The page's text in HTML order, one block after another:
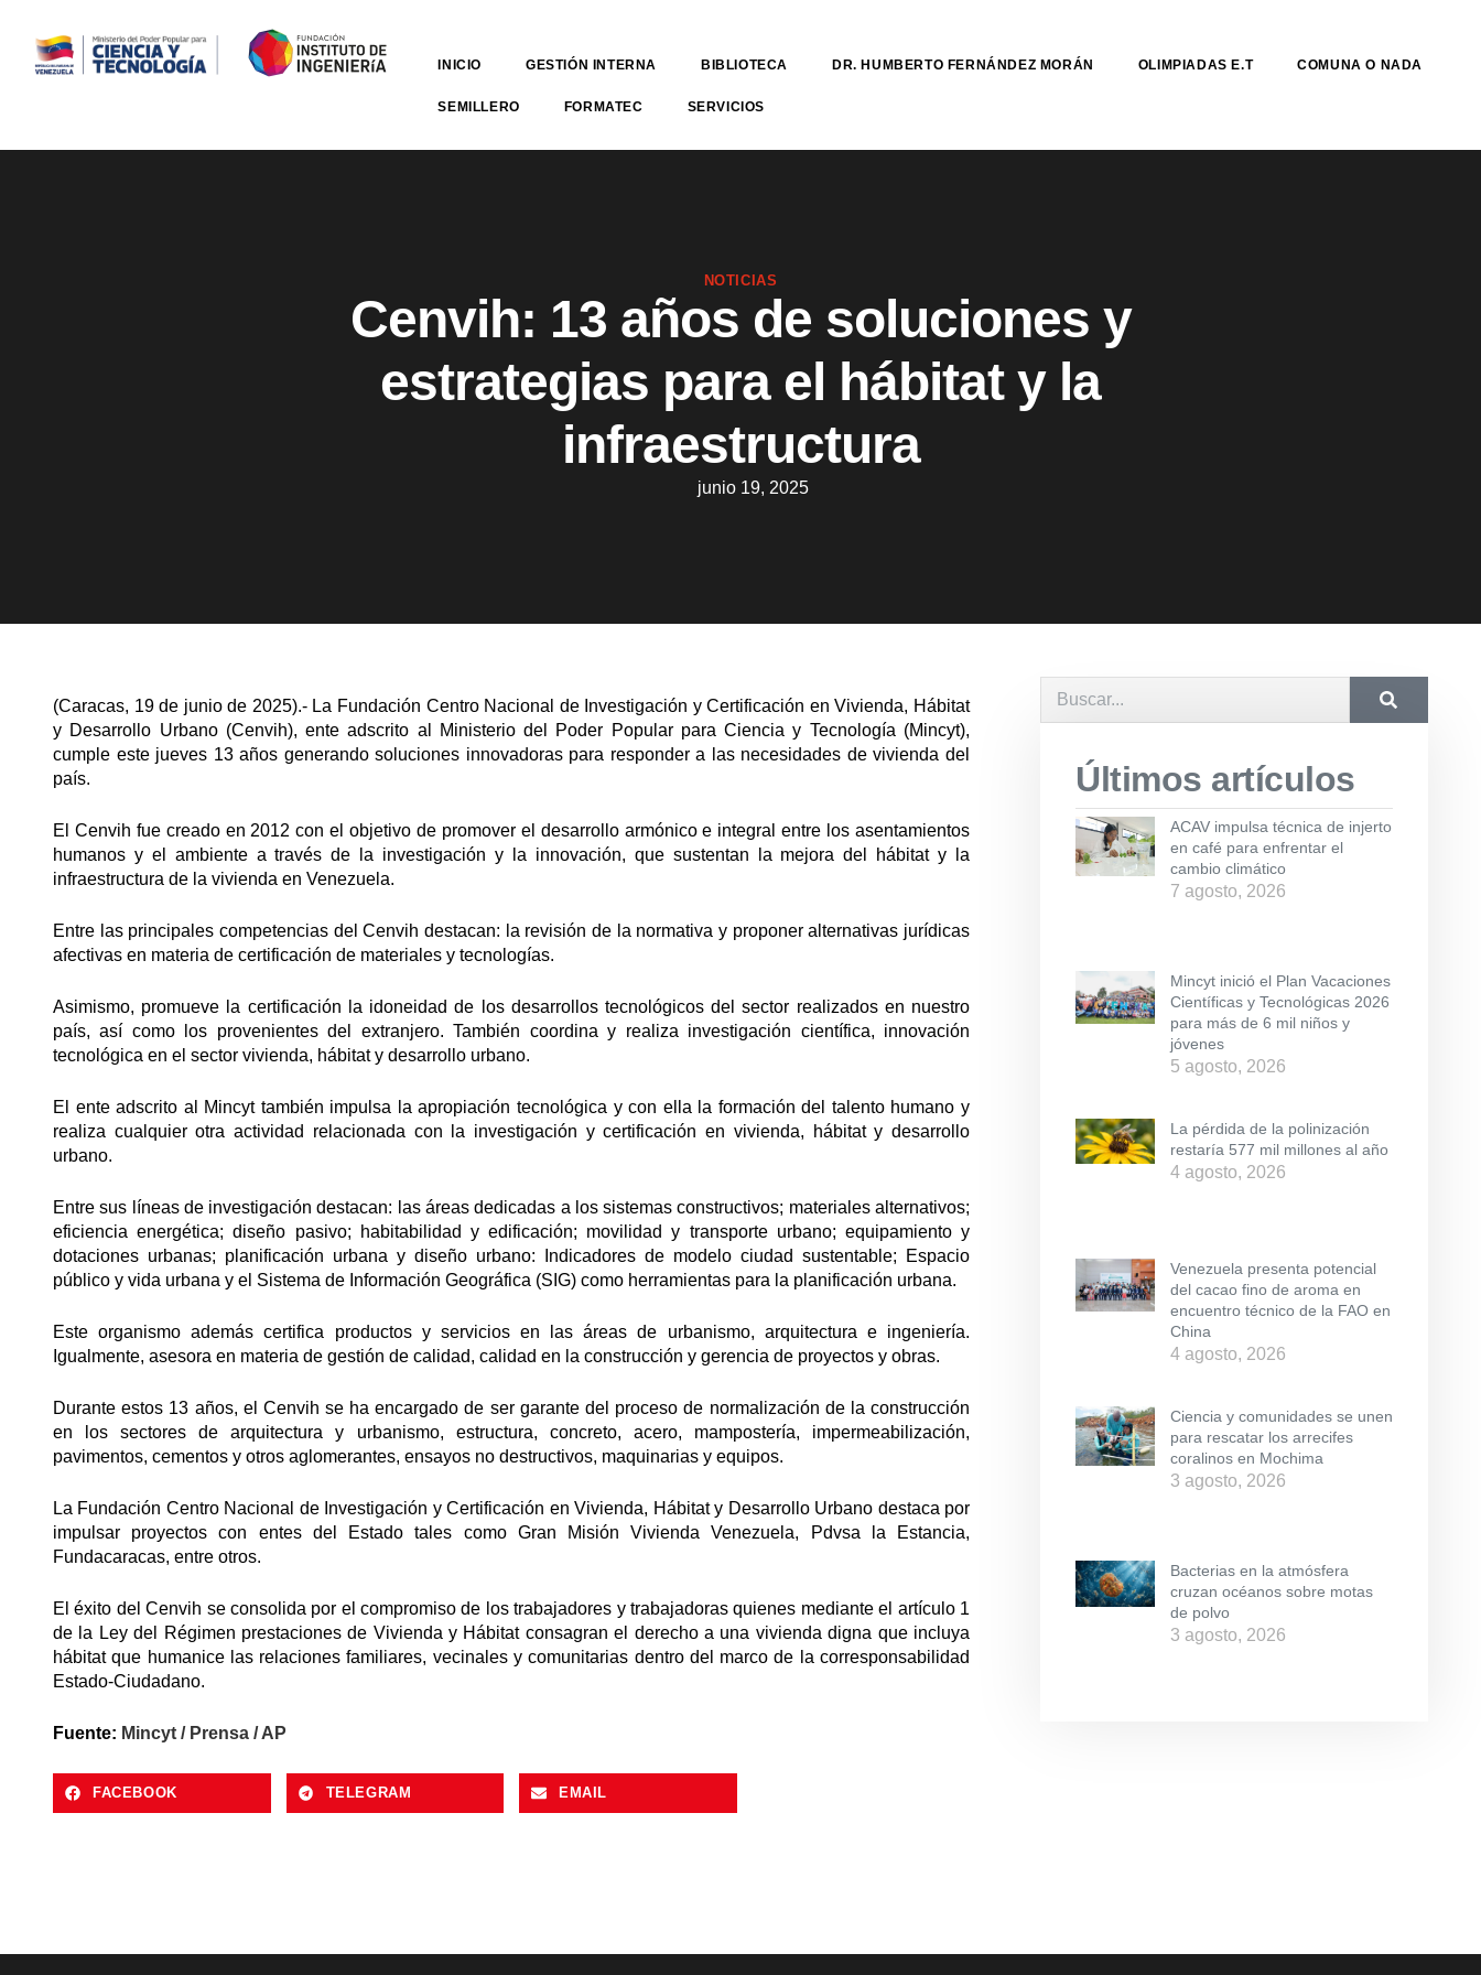
INICIO GESTIÓN INTERNA BIBLIOTECA DR. HUMBERTO FERNÁNDEZ MORÁN OLIMPIADAS E.T COMUNA O NADA
SEMILLERO FORMATEC SERVICIOS
NOTICIAS
Cenvih: 13 años de soluciones y
estrategias para el hábitat y la
infraestructura
junio 19, 2025
(Caracas, 19 de junio de 2025).- La Fundación Centro Nacional de Investigación y Certificación en Vivienda, Hábitat
y Desarrollo Urbano (Cenvih), ente adscrito al Ministerio del Poder Popular para Ciencia y Tecnología (Mincyt),
cumple este jueves 13 años generando soluciones innovadoras para responder a las necesidades de vivienda del
país.
El Cenvih fue creado en 2012 con el objetivo de promover el desarrollo armónico e integral entre los asentamientos
humanos y el ambiente a través de la investigación y la innovación, que sustentan la mejora del hábitat y la
infraestructura de la vivienda en Venezuela.
Entre las principales competencias del Cenvih destacan: la revisión de la normativa y proponer alternativas jurídicas
afectivas en materia de certificación de materiales y tecnologías.
Asimismo, promueve la certificación la idoneidad de los desarrollos tecnológicos del sector realizados en nuestro
país, así como los provenientes del extranjero. También coordina y realiza investigación científica, innovación
tecnológica en el sector vivienda, hábitat y desarrollo urbano.
El ente adscrito al Mincyt también impulsa la apropiación tecnológica y con ella la formación del talento humano y
realiza cualquier otra actividad relacionada con la investigación y certificación en vivienda, hábitat y desarrollo
urbano.
Entre sus líneas de investigación destacan: las áreas dedicadas a los sistemas constructivos; materiales alternativos;
eficiencia energética; diseño pasivo; habitabilidad y edificación; movilidad y transporte urbano; equipamiento y
dotaciones urbanas; planificación urbana y diseño urbano: Indicadores de modelo ciudad sustentable; Espacio
público y vida urbana y el Sistema de Información Geográfica (SIG) como herramientas para la planificación urbana.
Este organismo además certifica productos y servicios en las áreas de urbanismo, arquitectura e ingeniería.
Igualmente, asesora en materia de gestión de calidad, calidad en la construcción y gerencia de proyectos y obras.
Durante estos 13 años, el Cenvih se ha encargado de ser garante del proceso de normalización de la construcción
en los sectores de arquitectura y urbanismo, estructura, concreto, acero, mampostería, impermeabilización,
pavimentos, cementos y otros aglomerantes, ensayos no destructivos, maquinarias y equipos.
La Fundación Centro Nacional de Investigación y Certificación en Vivienda, Hábitat y Desarrollo Urbano destaca por
impulsar proyectos con entes del Estado tales como Gran Misión Vivienda Venezuela, Pdvsa la Estancia,
Fundacaracas, entre otros.
El éxito del Cenvih se consolida por el compromiso de los trabajadores y trabajadoras quienes mediante el artículo 1
de la Ley del Régimen prestaciones de Vivienda y Hábitat consagran el derecho a una vivienda digna que incluya
hábitat que humanice las relaciones familiares, vecinales y comunitarias dentro del marco de la corresponsabilidad
Estado-Ciudadano.
Fuente: Mincyt / Prensa / AP
FACEBOOK TELEGRAM EMAIL
Últimos artículos
ACAV impulsa técnica de injerto
en café para enfrentar el
cambio climático
7 agosto, 2026
Mincyt inició el Plan Vacaciones
Científicas y Tecnológicas 2026
para más de 6 mil niños y
jóvenes
5 agosto, 2026
La pérdida de la polinización
restaría 577 mil millones al año
4 agosto, 2026
Venezuela presenta potencial
del cacao fino de aroma en
encuentro técnico de la FAO en
China
4 agosto, 2026
Ciencia y comunidades se unen
para rescatar los arrecifes
coralinos en Mochima
3 agosto, 2026
Bacterias en la atmósfera
cruzan océanos sobre motas
de polvo
3 agosto, 2026